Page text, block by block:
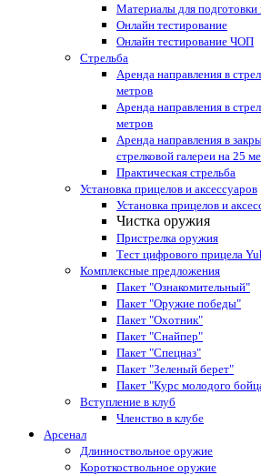
Материалы для
Онлайн тестирование
Онлайн тестирование ЧОП
Стрельба
Аренда направления в
метров
Аренда направления в
метров
Аренда направления в
стрелковой галереи на 25
Практическая стрельба
Установка прицелов и аксессуаров
Установка прицелов и
Чистка оружия
Пристрелка оружия
Тест цифрового прицела
Комплексные предложения
Пакет "Ознакомительный"
Пакет "Оружие победы"
Пакет "Охотник"
Пакет "Снайпер"
Пакет "Спецназ"
Пакет "Зеленый берет"
Пакет "Курс молодого
Вступление в клуб
Членство в клубе
Арсенал
Длинноствольное оружие
Короткоствольное оружие